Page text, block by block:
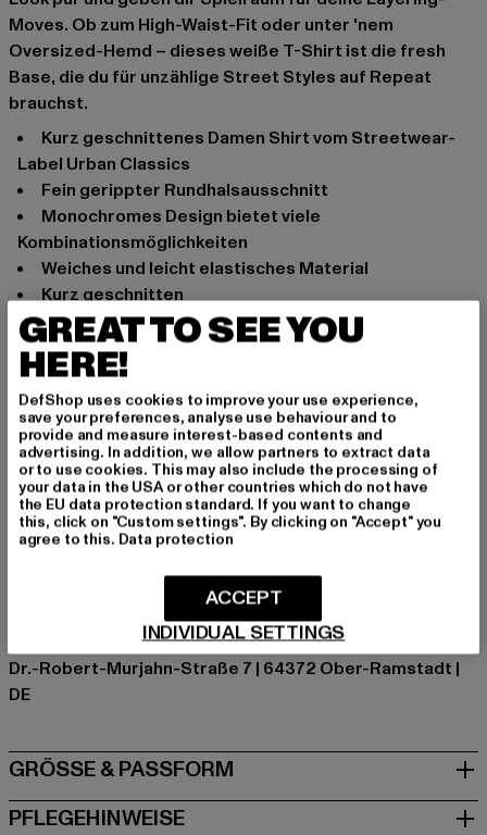
Moves. Ob zum High-Waist-Fit oder unter 'nem
Oversized-Hemd – dieses weiße T-Shirt ist die fresh
Base, die du für unzählige Street Styles auf Repeat
brauchst.
kurz geschnittenes Damen Shirt vom Streetwear-
Label Urban Classics
fein gerippter Rundhalsausschnitt
monochromes Design bietet viele
Kombinationsmöglichkeiten
weiches und leicht elastisches Material
kurz geschnitten
Anlass: Street, Alltag, Freizeit
Ausschnitt: Rundhals
Ärmelart: Kurzarm
Schnitt: Kurz
Marke: Urban Classics
Kat.: T-Shirts
Farbe: weiß
Hersteller Farbe: white
Materialzusammensetzung: 95% Baumwolle, 5%
Hersteller: TB International GmbH |info@tbint.de
Dr.-Robert-Murjahn-Straße 7 | 64372 Ober-Ramstadt |
DE
GRÖSSE & PASSFORM
PFLEGEHINWEISE
GREAT TO SEE YOU
HERE!
DefShop uses cookies to improve your use experience,
save your preferences, analyse use behaviour and to
provide and measure interest-based contents and
advertising. In addition, we allow partners to extract data
or to use cookies. This may also include the processing of
your data in the USA or other countries which do not have
the EU data protection standard. If you want to change
this, click on "Custom settings". By clicking on "Accept" you
agree to this. Data protection
INDIVIDUAL SETTINGS
ACCEPT